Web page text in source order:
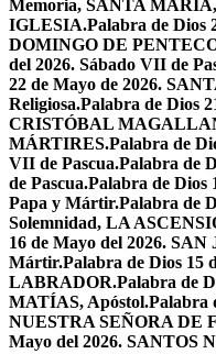
Memoria, SANTA
IGLESIA.Palabra de Dios
DOMINGO DE
del 2026. Sábado VII de
22 de Mayo de 2026.
Religiosa.Palabra de Dios
CRISTÓBAL
MÁRTIRES.Palabra de
VII de Pascua.Palabra de
de Pascua.Palabra de Dios
Papa y Mártir.Palabra de
Solemnidad, LA
16 de Mayo del 2026.
Mártir.Palabra de Dios 15
LABRADOR.Palabra de
MATÍAS, Apóstol.Palabra
NUESTRA SEÑORA DE
Mayo del 2026. SANTOS